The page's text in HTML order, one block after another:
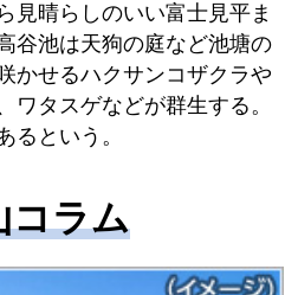
見晴らしのいい富士見平ま
谷池は天狗の庭など池塘の
かせるハクサンコザクラや
ワタスゲなどが群生する。
るという。
コラム